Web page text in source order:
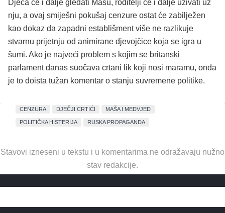
Djeca će i dalje gledati Mašu, roditelji će i dalje uživati uz
nju, a ovaj smiješni pokušaj cenzure ostat će zabilježen
kao dokaz da zapadni establišment više ne razlikuje
stvarnu prijetnju od animirane djevojčice koja se igra u
šumi. Ako je najveći problem s kojim se britanski
parlament danas suočava crtani lik koji nosi maramu, onda
je to doista tužan komentar o stanju suvremene politike.
CENZURA DJEČJI CRTIĆI MAŠA I MEDVJED
POLITIČKA HISTERIJA RUSKA PROPAGANDA
Stavovi izneseni u tekstu i u komentarima ne odražavaju nužno
stav redakcije.